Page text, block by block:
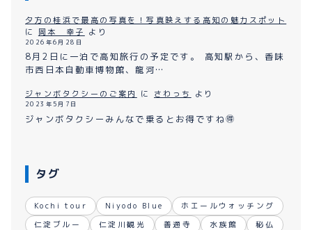
夕方の桂浜で最高の写真を！写真映えする高知の魅力スポット
に 岡本 幸子 より
2026年6月28日
8月2日に一泊で高知旅行の予定です。 高知駅から、香味
市西日本自動車博物館、龍河…
ジャンボタクシーのご案内 に さわっち より
2023年5月7日
ジャンボタクシーみんなで乗るとお得ですね🉐
タグ
Kochi tour Niyodo Blue
ホエールウォッチング
仁淀ブルー
仁淀川観光 善通寺 水族館
秘仏